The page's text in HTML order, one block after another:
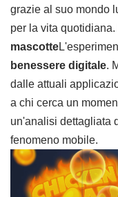
grazie al suo mondo
per la vita quotidiana.
mascotte
benessere digitale.
dalle attuali
a chi cerca un
un'analisi dettagliata
fenomeno mobile.